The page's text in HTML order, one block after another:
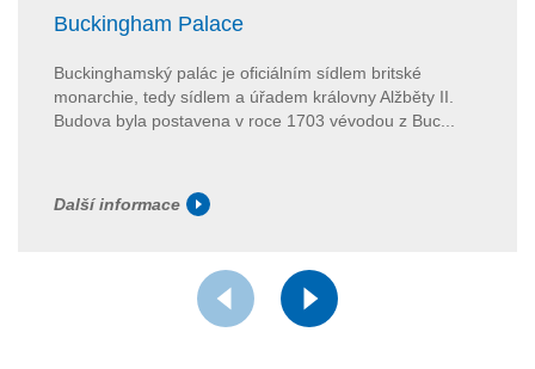
Buckingham Palace
Buckinghamský palác je oficiálním sídlem britské
monarchie, tedy sídlem a úřadem královny Alžběty II.
Budova byla postavena v roce 1703 vévodou z Buc...
Další informace